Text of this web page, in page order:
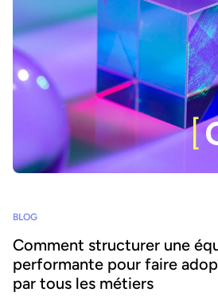
BLOG
Comment structurer une
performante pour faire
par tous les métiers